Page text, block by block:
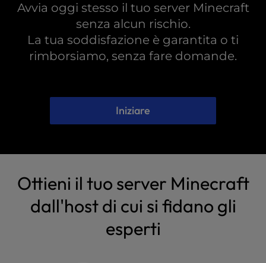
Avvia oggi stesso il tuo server Minecraft
senza alcun rischio.
La tua soddisfazione è garantita o ti
rimborsiamo, senza fare domande.
Iniziare
Ottieni il tuo server Minecraft
dall'host di cui si fidano gli
esperti